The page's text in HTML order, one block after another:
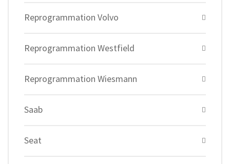
Reprogrammation Volvo
Reprogrammation Westfield
Reprogrammation Wiesmann
Saab
Seat